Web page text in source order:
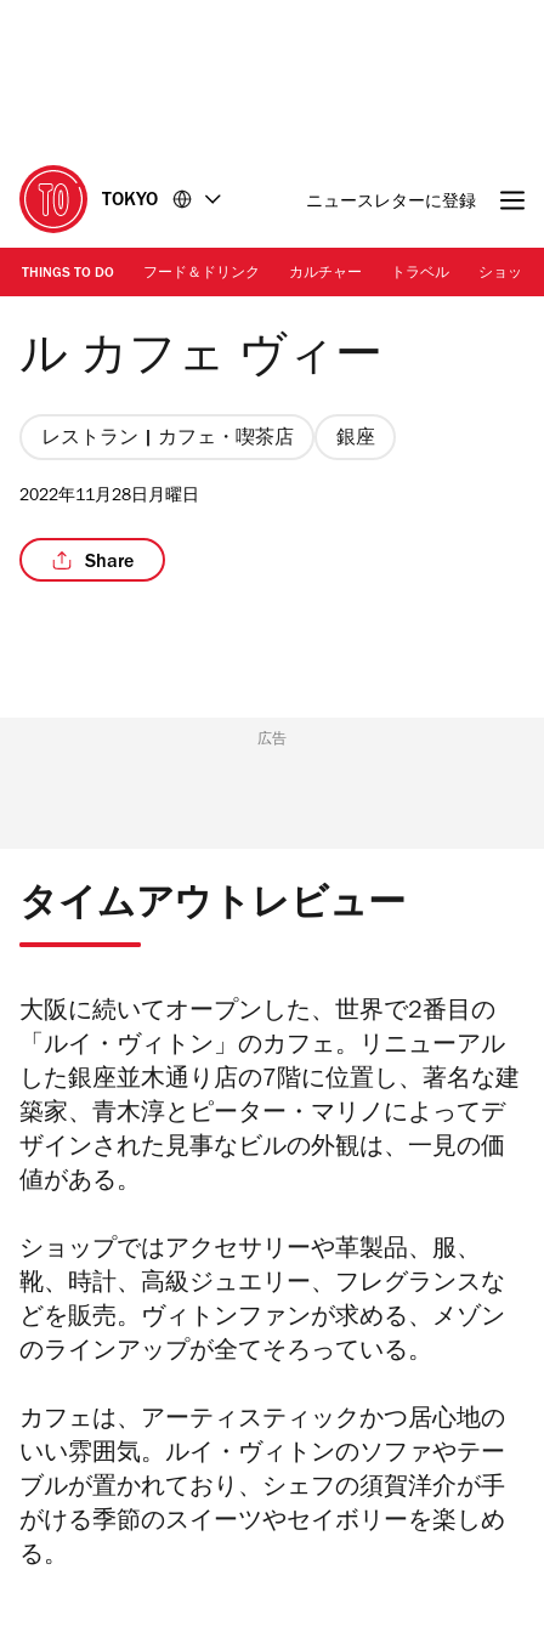
に
移
動
移
動
TOKYO ニュースレターに登録
THINGS TO DO フード＆ドリンク カルチャー トラベル ショッピ
Photo: Louis Vuitton
ル カフェ ヴィー
レストラン | カフェ・喫茶店 銀座
2022年11月28日月曜日
Share
広告
タイムアウトレビュー
大阪に続いてオープンした、
世界で2番目の
「 ルイ・ヴィトン」のカフェ。リニューアル
した銀座並木通り店の7階に位置し、 著名な建
築家、青木淳とピーター・マリノによってデ
ザインされた見事なビルの外観は、一見の価
値がある。
ショップではアクセサリーや革製品、服、
靴、時計、高級ジュエリー、フレグランスな
どを販売。 ヴィトンファンが求める、メゾン
のラインアップが全てそろっている。
カフェは、アーティスティックかつ居心地の
いい雰囲気。ルイ・ヴィトンのソファやテー
ブルが置かれており、シ ェフの須賀洋介が手
がける季節のスイーツやセイボリーを楽しめ
る。